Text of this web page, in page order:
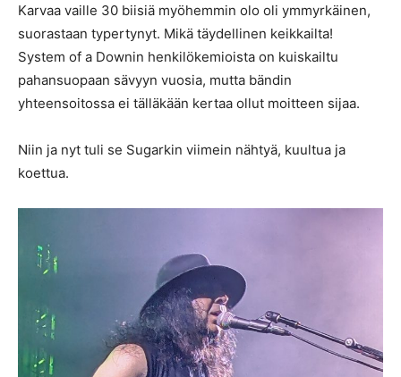
Karvaa vaille 30 biisiä myöhemmin olo oli ymmyrkäinen,
suorastaan typertynyt. Mikä täydellinen keikkailta!
System of a Downin henkilökemioista on kuiskailtu
pahansuopaan sävyyn vuosia, mutta bändin
yhteensoitossa ei tälläkään kertaa ollut moitteen sijaa.
Niin ja nyt tuli se Sugarkin viimein nähtyä, kuultua ja
koettua.